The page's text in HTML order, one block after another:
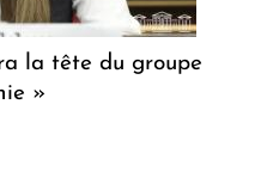
la tête du groupe
»